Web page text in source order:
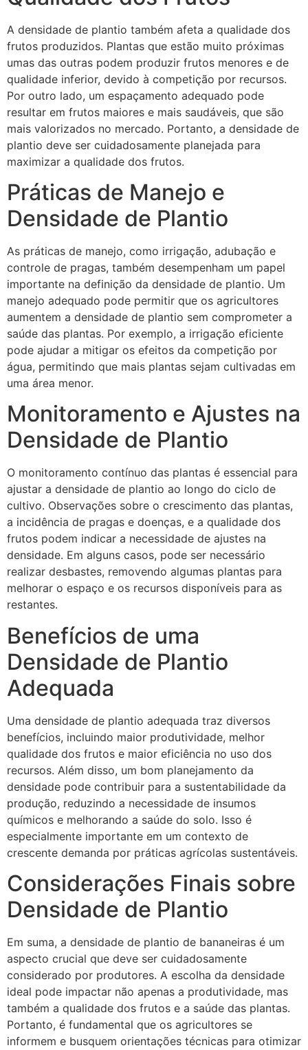
A densidade de plantio também afeta a qualidade dos
frutos produzidos. Plantas que estão muito próximas
umas das outras podem produzir frutos menores e de
qualidade inferior, devido à competição por recursos.
Por outro lado, um espaçamento adequado pode
resultar em frutos maiores e mais saudáveis, que são
mais valorizados no mercado. Portanto, a densidade de
plantio deve ser cuidadosamente planejada para
maximizar a qualidade dos frutos.
Práticas de Manejo e
Densidade de Plantio
As práticas de manejo, como irrigação, adubação e
controle de pragas, também desempenham um papel
importante na definição da densidade de plantio. Um
manejo adequado pode permitir que os agricultores
aumentem a densidade de plantio sem comprometer a
saúde das plantas. Por exemplo, a irrigação eficiente
pode ajudar a mitigar os efeitos da competição por
água, permitindo que mais plantas sejam cultivadas em
uma área menor.
Monitoramento e Ajustes na
Densidade de Plantio
O monitoramento contínuo das plantas é essencial para
ajustar a densidade de plantio ao longo do ciclo de
cultivo. Observações sobre o crescimento das plantas,
a incidência de pragas e doenças, e a qualidade dos
frutos podem indicar a necessidade de ajustes na
densidade. Em alguns casos, pode ser necessário
realizar desbastes, removendo algumas plantas para
melhorar o espaço e os recursos disponíveis para as
restantes.
Benefícios de uma
Densidade de Plantio
Adequada
Uma densidade de plantio adequada traz diversos
benefícios, incluindo maior produtividade, melhor
qualidade dos frutos e maior eficiência no uso dos
recursos. Além disso, um bom planejamento da
densidade pode contribuir para a sustentabilidade da
produção, reduzindo a necessidade de insumos
químicos e melhorando a saúde do solo. Isso é
especialmente importante em um contexto de
crescente demanda por práticas agrícolas sustentáveis.
Considerações Finais sobre
Densidade de Plantio
Em suma, a densidade de plantio de bananeiras é um
aspecto crucial que deve ser cuidadosamente
considerado por produtores. A escolha da densidade
ideal pode impactar não apenas a produtividade, mas
também a qualidade dos frutos e a saúde das plantas.
Portanto, é fundamental que os agricultores se
informem e busquem orientações técnicas para otimizar